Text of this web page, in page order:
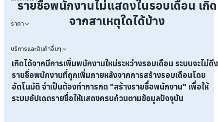
ราคา
บริการและสินค้าอื่นๆ
รายชื่อพนักงานไม่แสดงในรอบเดือน เกิด
จากสาเหตุใดได้บ้าง
เกิดได้จากมีการเพิ่มพนักงานใหม่ระหว่างรอบเดือน ระบบจะไม่ดึง
รายชื่อพนักงานที่ถูกเพิ่มภายหลังจากการสร้างรอบเดือนโดย
อัตโนมัติ จำเป็นต้องทำการกด "สร้างรายชื่อพนักงาน" เพื่อให้
ระบบอัปเดตรายชื่อให้แสดงครบถ้วนตามข้อมูลปัจจุบัน